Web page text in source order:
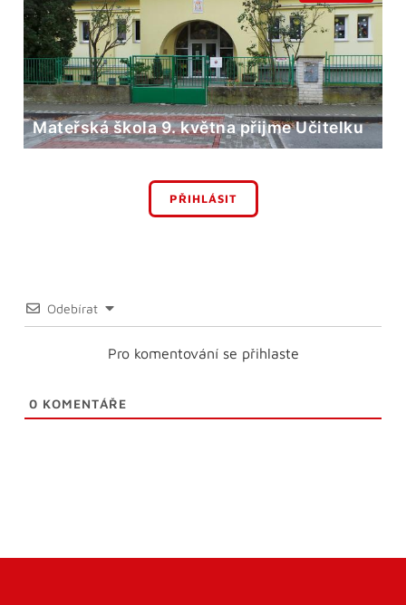
Mateřská škola 9. května přijme Učitelku
PŘIHLÁSIT
Odebírat
Pro komentování se přihlaste
0 KOMENTÁŘE